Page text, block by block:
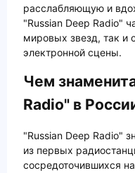
расслабляющую и
"Russian Deep Radio"
мировых звезд, так и
электронной сцены.
Чем
Radio" в
"Russian Deep Radio"
из первых
сосредоточившихся